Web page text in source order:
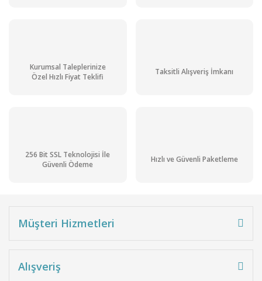
Kurumsal Taleplerinize
Özel Hızlı Fiyat Teklifi
Taksitli Alışveriş İmkanı
256 Bit SSL Teknolojisi İle
Güvenli Ödeme
Hızlı ve Güvenli Paketleme
Müşteri Hizmetleri
Alışveriş